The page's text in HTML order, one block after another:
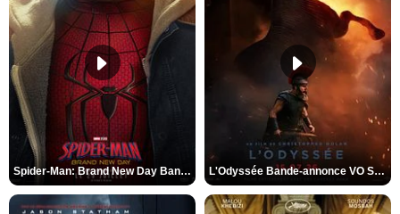
Spider-Man: Brand New Day Bande-annonce VO STFR L'Odyssée Bande-annonce VO STFR